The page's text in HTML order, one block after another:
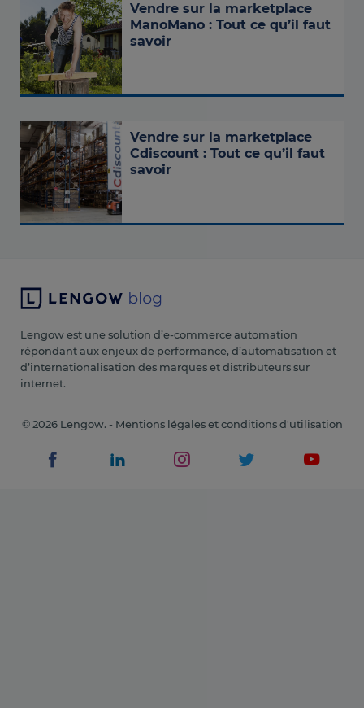
Vendre sur la marketplace
ManoMano : Tout ce qu’il faut
savoir
Vendre sur la marketplace
Cdiscount : Tout ce qu’il faut
savoir
Lengow est une solution d’e-commerce automation
répondant aux enjeux de performance, d’automatisation et
d’internationalisation des marques et distributeurs sur
internet.
© 2026 Lengow. - Mentions légales et conditions d'utilisation